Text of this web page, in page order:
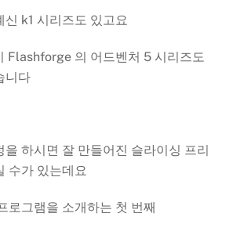
신 k1 시리즈도 있고요
Flashforge 의 어드벤처 5 시리즈도
니다
하시면 잘 만들어진 슬라이싱 프리
수가 있는데요
로그램을 소개하는 첫 번째